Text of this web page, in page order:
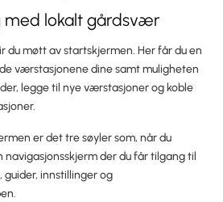
med lokalt gårdsvær
du møtt av startskjermen. Her får du en
værstasjonene dine samt muligheten
legge til nye værstasjoner og koble
er det tre søyler som, når du
navigasjonsskjerm der du får tilgang til
innstillinger og